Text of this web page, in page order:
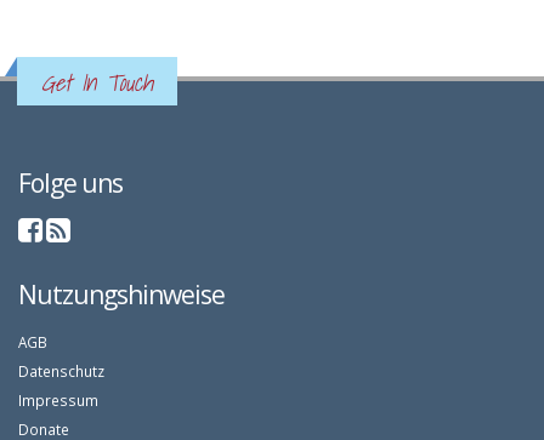
Get In Touch
Folge uns
Nutzungshinweise
AGB
Datenschutz
Impressum
Donate